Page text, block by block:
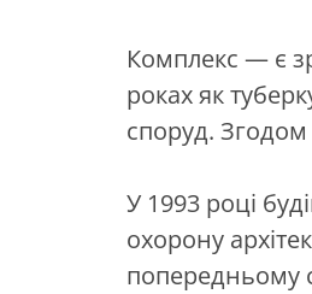
Комплекс — є
роках як
споруд.
У 1993 році
охорону
попередньому